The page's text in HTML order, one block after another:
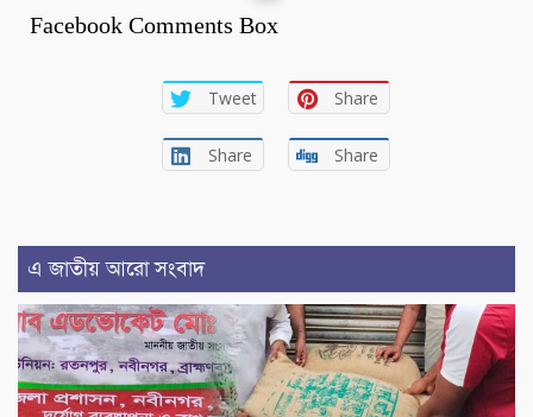
Facebook Comments Box
Tweet Share
Share Share
এ জাতীয় আরো সংবাদ